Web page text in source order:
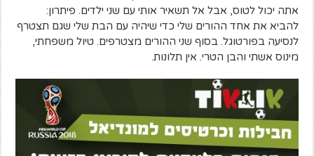
אתה יכול לטוס, אבל אל תשאיר אותי עם שני ילדים. פיתרון:
להביא את אחד ההורים שלי כדי שיהיה עם הבת שלי שגם תצטרף
לנסיעה בפורטוגל. בסוף שני ההורים מצטרפים. טיול משפחתי,
מינוס אשתי והבן הטרי. אין תלונות.